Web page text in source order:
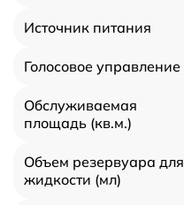
Источник питания
Голосовое управление
Обслуживаемая
площадь (кв.м.)
Объем резервуара для
жидкости (мл)